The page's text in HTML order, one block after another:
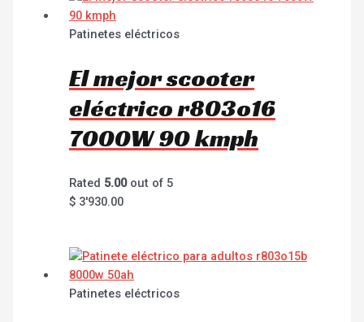
Patinetes eléctricos
El mejor scooter
eléctrico r803o16
7000W 90 kmph
Rated 5.00out of 5
$ 3'930.00
Patinetes eléctricos